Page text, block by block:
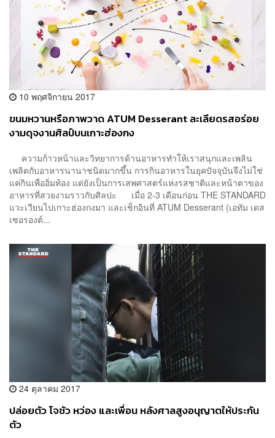
10 พฤศจิกายน 2017
ขนมหวานหรือภาพวาด ATUM Desserant ละเลียดรสอร่อย
งามดุจงานศิลป์บนเกาะฮ่องกง
ความก้าวหน้าและวิทยาการด้านอาหารทำให้เราสนุกและเพลิน
เพลิดกับอาหารนานาชนิดมากขึ้น การกินอาหารในยุคปัจจุบันจึงไม่ใช่
แค่กินเพื่ออิ่มท้อง แต่ยังเป็นการเสพศาสตร์แห่งรสชาติและหน้าตาของ
อาหารที่สวยงามราวกับศิลปะ เมื่อ 2-3 เดือนก่อน THE STANDARD
แวะเวียนไปเกาะฮ่องกงมา และเช็กอินที่ ATUM Desserant (เอทัม เดส
เซอรองต์...
24 ตุลาคม 2017
ปล่อยตัว โจชัว หว่อง และเพื่อน หลังศาลสูงอนุญาตให้ประกัน
ตัว